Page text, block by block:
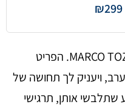
סנדלים לנשים HECHO של MARCO TOZZI. הפריט
ויעניק לך תחושה של
שתלבשי אותן, תרגישי